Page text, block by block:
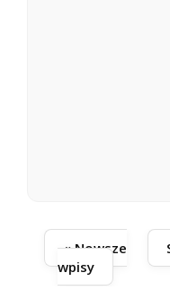
« Nowsze
wpisy